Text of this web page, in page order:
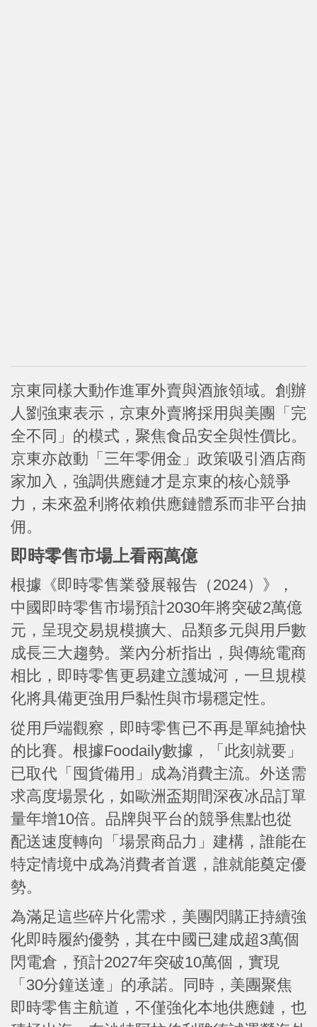
京東同樣大動作進軍外賣與酒旅領域。創辦
人劉強東表示，京東外賣將採用與美團「完
全不同」的模式，聚焦食品安全與性價比。
京東亦啟動「三年零佣金」政策吸引酒店商
家加入，強調供應鏈才是京東的核心競爭
力，未來盈利將依賴供應鏈體系而非平台抽
佣。
即時零售市場上看兩萬億
根據《即時零售業發展報告（2024）》，
中國即時零售市場預計2030年將突破2萬億
元，呈現交易規模擴大、品類多元與用戶數
成長三大趨勢。業內分析指出，與傳統電商
相比，即時零售更易建立護城河，一旦規模
化將具備更強用戶黏性與市場穩定性。
從用戶端觀察，即時零售已不再是單純搶快
的比賽。根據Foodaily數據，「此刻就要」
已取代「囤貨備用」成為消費主流。外送需
求高度場景化，如歐洲盃期間深夜冰品訂單
量年增10倍。品牌與平台的競爭焦點也從
配送速度轉向「場景商品力」建構，誰能在
特定情境中成為消費者首選，誰就能奠定優
勢。
為滿足這些碎片化需求，美團閃購正持續強
化即時履約優勢，其在中國已建成超3萬個
閃電倉，預計2027年突破10萬個，實現
「30分鐘送達」的承諾。同時，美團聚焦
即時零售主航道，不僅強化本地供應鏈，也